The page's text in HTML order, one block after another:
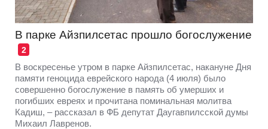
В парке Айзпилсетас прошло богослужение
2
В воскресенье утром в парке Айзпилсетас, накануне Дня
памяти геноцида еврейского народа (4 июля) было
совершенно богослужение в память об умерших и
погибших евреях и прочитана поминальная молитва
Кадиш, – рассказал в ФБ депутат Даугавпилсской думы
Михаил Лавренов.